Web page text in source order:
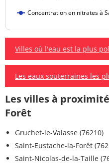
Concentration en nitrates à
Villes où l'eau est la plus
Les eaux souterraines les
Les villes à
Forêt
Gruchet-le-Valasse (76210)
Saint-Eustache-la-Forêt
Saint-Nicolas-de-la-Taille